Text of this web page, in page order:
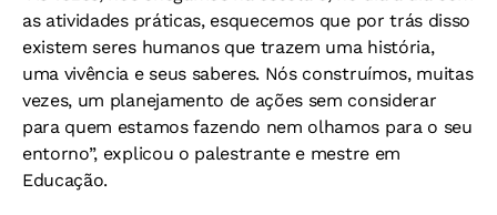
as atividades práticas, esquecemos que por trás disso
existem seres humanos que trazem uma história,
uma vivência e seus saberes. Nós construímos, muitas
vezes, um planejamento de ações sem considerar
para quem estamos fazendo nem olhamos para o seu
entorno”, explicou o palestrante e mestre em
Educação.